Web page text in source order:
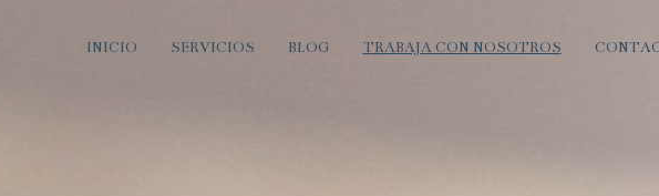
INICIO SERVICIOS BLOG TRABAJA CON NOSOTROS